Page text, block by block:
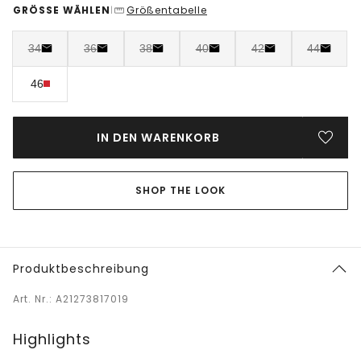
GRÖSSE WÄHLEN | Größentabelle
34 36 38 40 42 44
46
IN DEN WARENKORB
SHOP THE LOOK
Produktbeschreibung
Art. Nr.: A21273817019
Highlights